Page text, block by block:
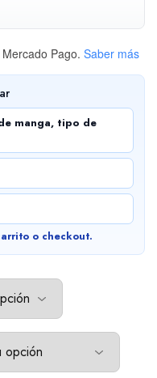
Pago. Saber más
manga, tipo de
o checkout.